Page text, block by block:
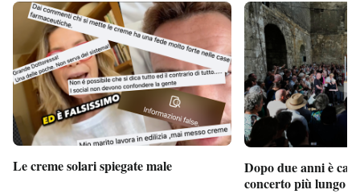
Le creme solari spiegate male
Dopo due anni è
concerto più lungo